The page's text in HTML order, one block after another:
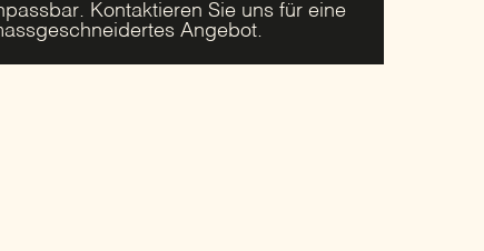
Kontaktieren Sie uns für eine
Angebot.